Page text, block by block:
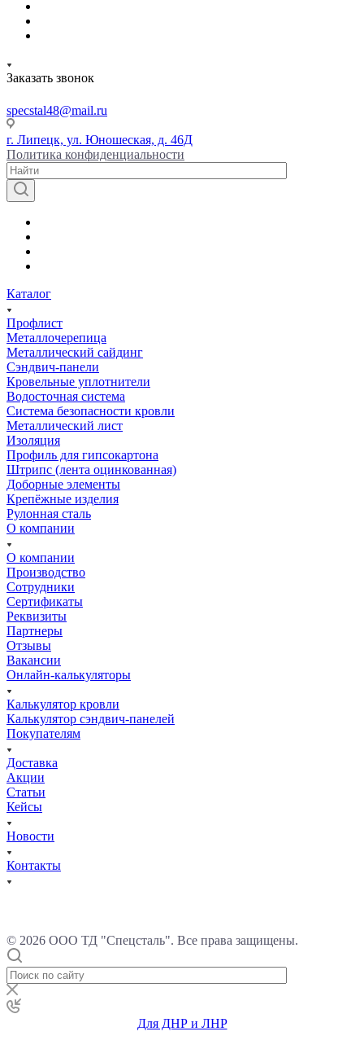
Заказать звонок
specstal48@mail.ru
г. Липецк, ул. Юношеская, д. 46Д
Политика конфиденциальности
Каталог
Профлист
Металлочерепица
Металлический сайдинг
Сэндвич-панели
Кровельные уплотнители
Водосточная система
Система безопасности кровли
Металлический лист
Изоляция
Профиль для гипсокартона
Штрипс (лента оцинкованная)
Доборные элементы
Крепёжные изделия
Рулонная сталь
О компании
О компании
Производство
Сотрудники
Сертификаты
Реквизиты
Партнеры
Отзывы
Вакансии
Онлайн-калькуляторы
Калькулятор кровли
Калькулятор сэндвич-панелей
Покупателям
Доставка
Акции
Статьи
Кейсы
Новости
Контакты
© 2026 ООО ТД "Спецсталь". Все права защищены.
Для ДНР и ЛНР